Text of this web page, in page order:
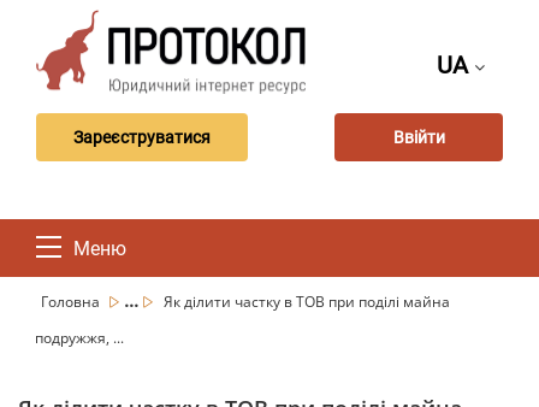
UA
Зареєструватися Ввійти
Меню
Головна ...
Як ділити частку в ТОВ при поділі майна
подружжя, ...